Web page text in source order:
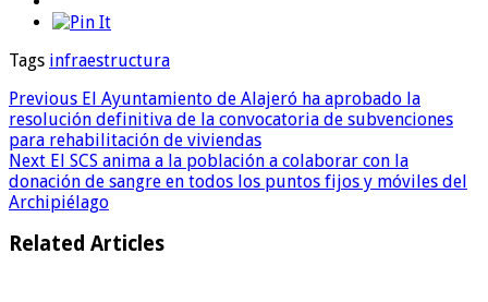
Tags infraestructura
Previous El Ayuntamiento de Alajeró ha aprobado la
resolución definitiva de la convocatoria de subvenciones
para rehabilitación de viviendas
Next El SCS anima a la población a colaborar con la
donación de sangre en todos los puntos fijos y móviles del
Archipiélago
Related Articles